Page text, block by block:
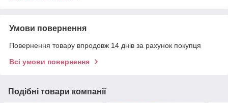
Умови повернення
Повернення товару впродовж 14 днів за рахунок покупця
Всі умови повернення
Подібні товари компанії